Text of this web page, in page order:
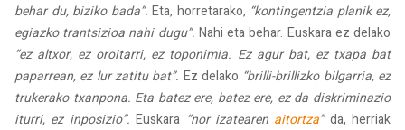
behar du, biziko bada”. Eta, horretarako, “kontingentzia planik ez,
egiazko trantsizioa nahi dugu”. Nahi eta behar. Euskara ez delako
“ez altxor, ez oroitarri, ez toponimia. Ez agur bat, ez txapa bat
paparrean, ez lur zatitu bat”. Ez delako “brilli-brillizko bilgarria, ez
trukerako txanpona. Eta batez ere, batez ere, ez da diskriminazio
iturri, ez inposizio”. Euskara “nor izatearen aitortza”da, herriak